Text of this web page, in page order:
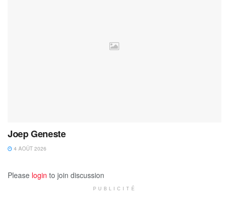
Joep Geneste
4 AOÛT 2026
Please login to join discussion
PUBLICITÉ